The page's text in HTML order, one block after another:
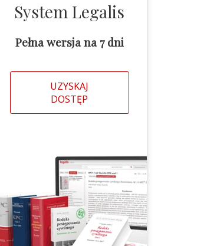
System Legalis
Pełna wersja na 7 dni
UZYSKAJ
DOSTĘP